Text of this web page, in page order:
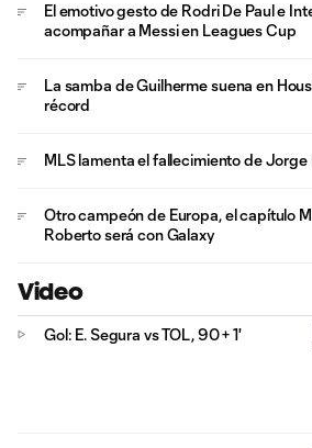
El emotivo gesto de Rodri De Paul e
acompañar a Messi en Leagues Cup
La samba de Guilherme suena en
récord
MLS lamenta el fallecimiento de Jorge
Otro campeón de Europa, el capítulo
Roberto será con Galaxy
Video
Gol: E. Segura vs TOL, 90 + 1'